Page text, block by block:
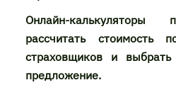
Онлайн-калькуляторы
рассчитать стоимость
страховщиков и
предложение.